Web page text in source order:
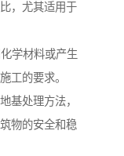
，尤其适用于
学材料或产生
工的要求。
基处理方法，
物的安全和稳